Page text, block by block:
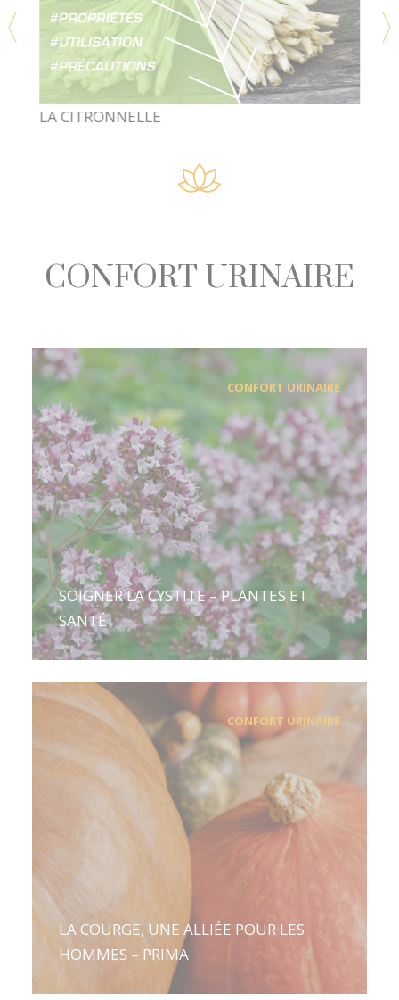
CONFORT URINAIRE
CONFORT URINAIRE
SOIGNER LA CYSTITE – PLANTES ET
SANTÉ
CONFORT URINAIRE
LA COURGE, UNE ALLIÉE POUR LES
HOMMES – PRIMA